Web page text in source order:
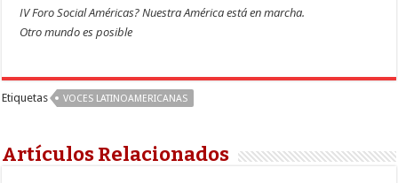
IV Foro Social Américas? Nuestra América está en marcha.
Otro mundo es posible
Etiquetas VOCES LATINOAMERICANAS
Artículos Relacionados